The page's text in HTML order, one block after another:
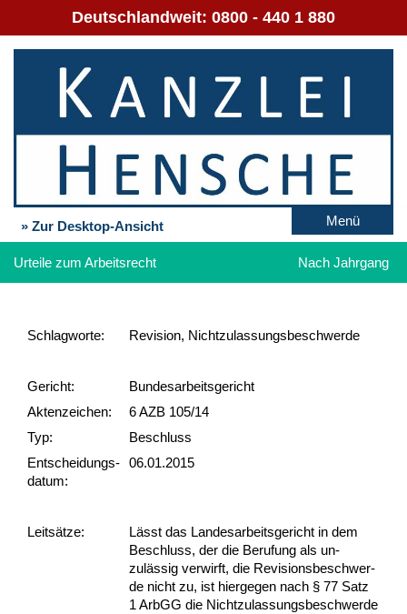
Deutschlandweit: 0800 - 440 1 880
» Zur Desktop-Ansicht Menü
Urteile zum Arbeitsrecht Nach Jahrgang
Schlag­worte: Revision, Nichtzulassungsbeschwerde
Gericht:
Bundesarbeitsgericht
Akten­zeichen:
6 AZB 105/14
Typ:
Beschluss
Ent­scheid­ungs­
datum:
06.01.2015
Leit­sätze:
Lässt das Lan­des­ar­beits­ge­richt in dem
Be­schluss, der die Be­ru­fung als un­
zulässig ver­wirft, die Re­vi­si­ons­be­schwer­
de nicht zu, ist hier­ge­gen nach § 77 Satz
1 ArbGG die Nicht­zu­las­sungs­be­schwer­de